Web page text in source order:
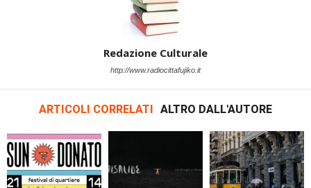
Redazione Culturale
http://www.radiocittafujiko.it
ARTICOLI CORRELATI ALTRO DALL'AUTORE